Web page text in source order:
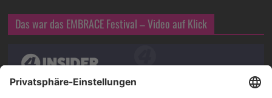
Das war das EMBRACE Festival – Video auf Klick